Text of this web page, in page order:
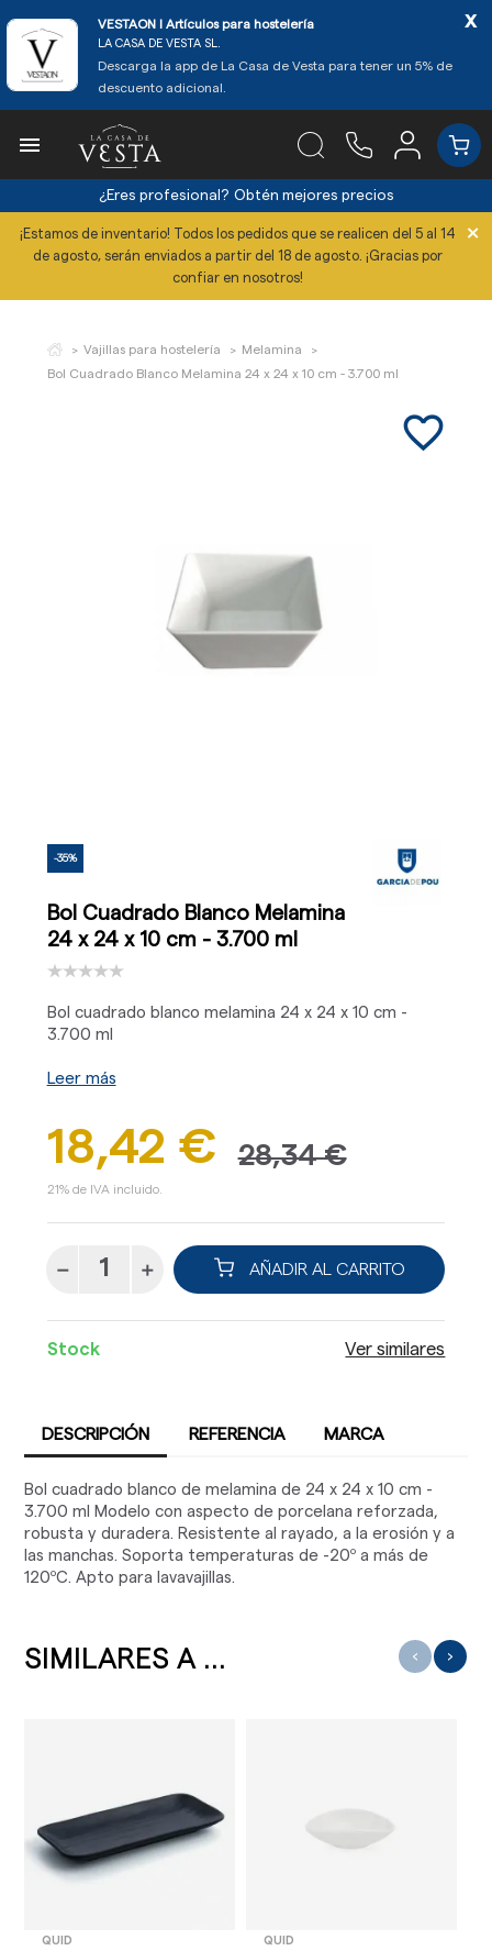
VESTAON l Artículos para hostelería
LA CASA DE VESTA SL.
Descarga la app de La Casa de Vesta para tener un 5% de
descuento adicional.
x

¿Eres profesional? Obtén mejores precios
¡Estamos de inventario! Todos los pedidos que se realicen del 5 al 14
de agosto, serán enviados a partir del 18 de agosto. ¡Gracias por
confiar en nosotros!
×
Vajillas para hostelería
Melamina
Bol Cuadrado Blanco Melamina 24 x 24 x 10 cm - 3.700 ml
favorite_border
-35%
Bol Cuadrado Blanco Melamina
24 x 24 x 10 cm - 3.700 ml
Bol cuadrado blanco melamina 24 x 24 x 10 cm -
3.700 ml
Leer más
18,42 € 28,34 €
21% de IVA incluido.
AÑADIR AL CARRITO
Stock Ver similares
DESCRIPCIÓN REFERENCIA MARCA
Bol cuadrado blanco de melamina de 24 x 24 x 10 cm -
3.700 ml Modelo con aspecto de porcelana reforzada,
robusta y duradera. Resistente al rayado, a la erosión y a
las manchas. Soporta temperaturas de -20º a más de
120ºC. Apto para lavavajillas.
SIMILARES A ...
QUID QUID
‹ ›